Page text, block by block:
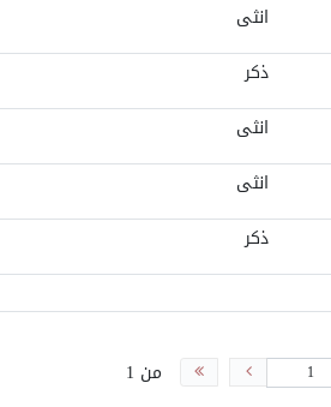
انثى
ذكر
انثى
انثى
ذكر
من 1